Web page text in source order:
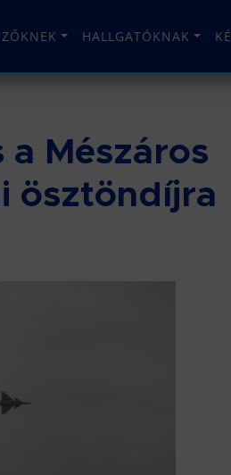
HALLGATÓKNAK
a Mészáros
ösztöndíjra